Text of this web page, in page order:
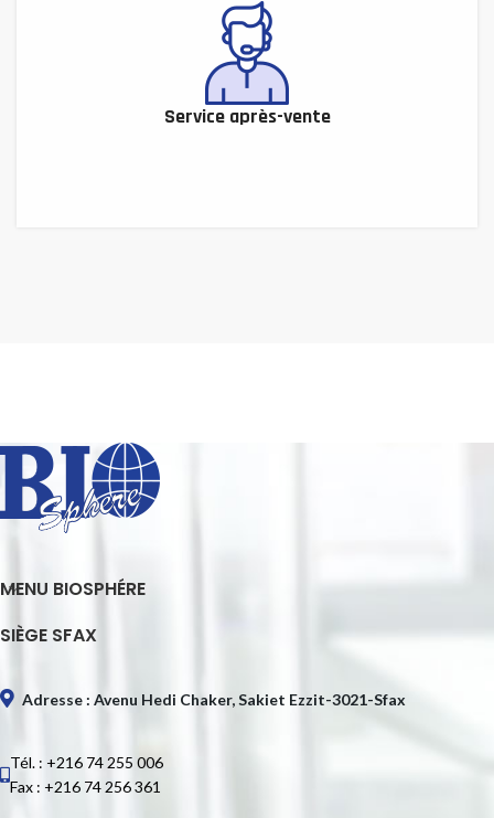
Service après-vente
MENU BIOSPHÉRE
SIÈGE SFAX
Adresse : Avenu Hedi Chaker, Sakiet Ezzit-3021-Sfax
Tél. : +216 74 255 006
Fax : +216 74 256 361